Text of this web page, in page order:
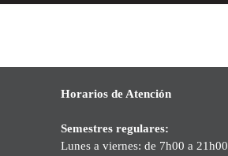
Horarios de Atención
Semestres regulares:
Lunes a viernes: de 7h00 a 21h00